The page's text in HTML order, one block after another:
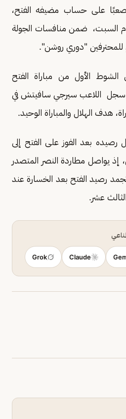
على حساب مضيفه الفتح،
السبت، ضمن منافسات الجولة
للمحترفين "دوري روشن".
الأول من مباراة الفتح
سجل اللاعب سيرجي سافيتش في
رصيده بعد الفوز على الفتح إلى
إذ يواصل مطاردة النصر المتصدر
تجمد رصيد الفتح بعد الخسارة عند
Claude
Grok